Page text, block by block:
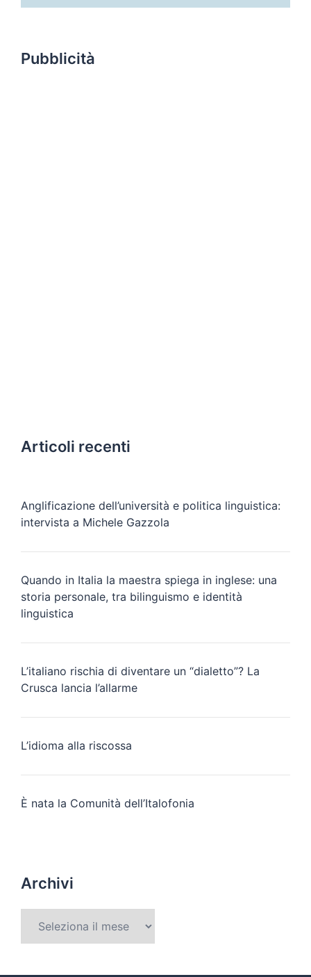
Pubblicità
Articoli recenti
Anglificazione dell’università e politica linguistica:
intervista a Michele Gazzola
Quando in Italia la maestra spiega in inglese: una
storia personale, tra bilinguismo e identità
linguistica
L’italiano rischia di diventare un “dialetto”? La
Crusca lancia l’allarme
L’idioma alla riscossa
È nata la Comunità dell’Italofonia
Archivi